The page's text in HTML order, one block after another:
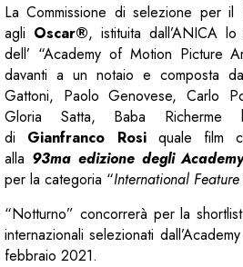
La Commissione di selezione per il
agli Oscar®, istituita dall’ANICA
dell’ “Academy of Motion Picture
davanti a un notaio e composta
Gattoni, Paolo Genovese, Carlo
Gloria Satta, Baba
di Gianfranco Rosiquale film
alla 93ma edizione degli
per la categoria “International
“Notturno” concorrerà per la
internazionali selezionati
febbraio 2021.